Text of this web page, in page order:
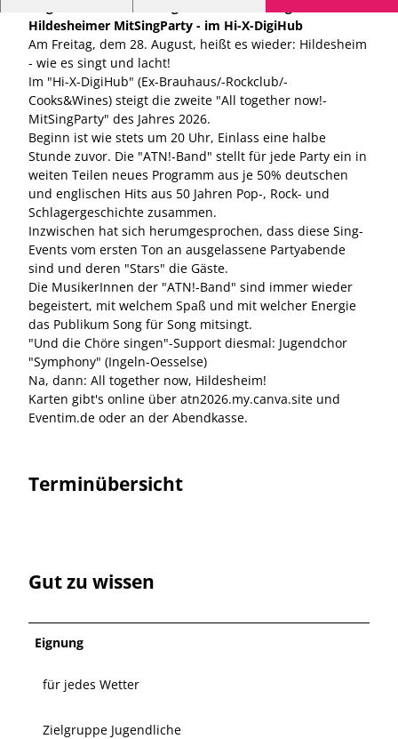
Hildesheimer MitSingParty - im Hi-X-DigiHub
Am Freitag, dem 28. August, heißt es wieder: Hildesheim
- wie es singt und lacht!
Im "Hi-X-DigiHub" (Ex-Brauhaus/-Rockclub/-
Cooks&Wines) steigt die zweite "All together now!-
MitSingParty" des Jahres 2026.
Beginn ist wie stets um 20 Uhr, Einlass eine halbe
Stunde zuvor. Die "ATN!-Band" stellt für jede Party ein in
weiten Teilen neues Programm aus je 50% deutschen
und englischen Hits aus 50 Jahren Pop-, Rock- und
Schlagergeschichte zusammen.
Inzwischen hat sich herumgesprochen, dass diese Sing-
Events vom ersten Ton an ausgelassene Partyabende
sind und deren "Stars" die Gäste.
Die MusikerInnen der "ATN!-Band" sind immer wieder
begeistert, mit welchem Spaß und mit welcher Energie
das Publikum Song für Song mitsingt.
"Und die Chöre singen"-Support diesmal: Jugendchor
"Symphony" (Ingeln-Oesselse)
Na, dann: All together now, Hildesheim!
Karten gibt's online über atn2026.my.canva.site und
Eventim.de oder an der Abendkasse.
Terminübersicht
Gut zu wissen
Eignung
für jedes Wetter
Zielgruppe Jugendliche